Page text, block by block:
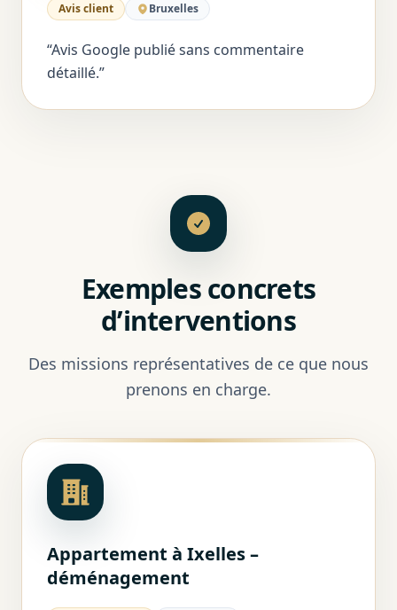
Avis client Bruxelles
“Avis Google publié sans commentaire
détaillé.”
Exemples concrets
d’interventions
Des missions représentatives de ce que nous
prenons en charge.
Appartement à Ixelles –
déménagement